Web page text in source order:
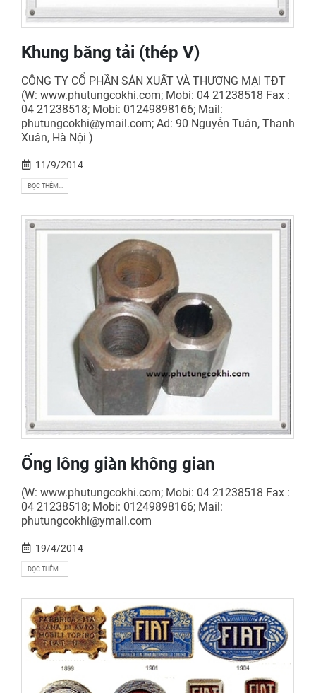
Khung băng tải (thép V)
CÔNG TY CỔ PHẦN SẢN XUẤT VÀ THƯƠNG MẠI TĐT
(W: www.phutungcokhi.com; Mobi: 04 21238518 Fax :
04 21238518; Mobi: 01249898166; Mail:
phutungcokhi@ymail.com; Ad: 90 Nguyễn Tuân, Thanh
Xuân, Hà Nội )
11/9/2014
ĐỌC THÊM...
Ống lông giàn không gian
(W: www.phutungcokhi.com; Mobi: 04 21238518 Fax :
04 21238518; Mobi: 01249898166; Mail:
phutungcokhi@ymail.com
19/4/2014
ĐỌC THÊM...